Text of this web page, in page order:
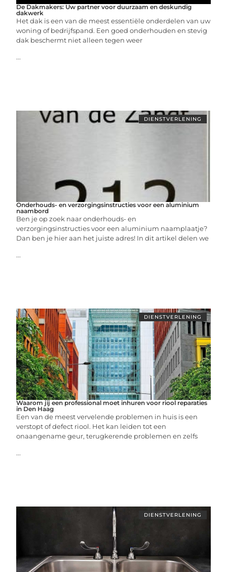
De Dakmakers: Uw partner voor duurzaam en deskundig
dakwerk
Het dak is een van de meest essentiële onderdelen van uw
woning of bedrijfspand. Een goed onderhouden en stevig
dak beschermt niet alleen tegen weer
...
DIENSTVERLENING
Onderhouds- en verzorgingsinstructies voor een aluminium
naambord
Ben je op zoek naar onderhouds- en
verzorgingsinstructies voor een aluminium naamplaatje?
Dan ben je hier aan het juiste adres! In dit artikel delen we
...
DIENSTVERLENING
Waarom jij een professional moet inhuren voor riool reparaties
in Den Haag
Een van de meest vervelende problemen in huis is een
verstopt of defect riool. Het kan leiden tot een
onaangename geur, terugkerende problemen en zelfs
...
DIENSTVERLENING